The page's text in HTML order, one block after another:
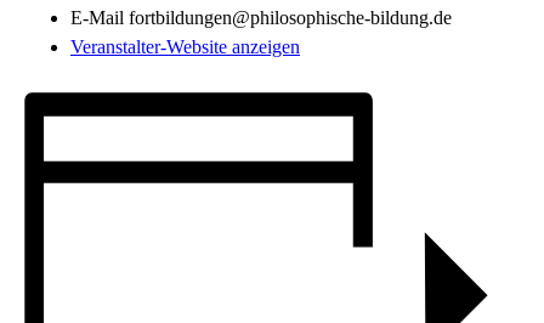
E-Mail fortbildungen@philosophische-bildung.de
Veranstalter-Website anzeigen